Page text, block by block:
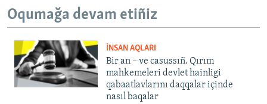
Oqumağa devam etiñiz
İNSAN AQLARI
Bir an – ve casussıñ. Qırım
mahkemeleri devlet hainligi
qabaatlavlarını daqqalar içinde
nasıl baqalar